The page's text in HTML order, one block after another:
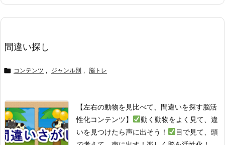
間違い探し
 コンテンツ , ジャンル別 , 脳トレ
【左右の動物を見比べて、間違いを探す脳活
性化コンテンツ】
動く動物をよく見て、違
いを見つけたら声に出そう！
目で見て、頭